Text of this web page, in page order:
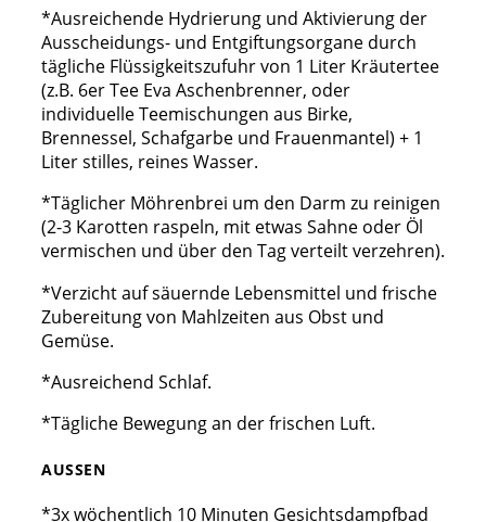
*Ausreichende Hydrierung und Aktivierung der
Ausscheidungs- und Entgiftungsorgane durch
tägliche Flüssigkeitszufuhr von 1 Liter Kräutertee
(z.B. 6er Tee Eva Aschenbrenner, oder
individuelle Teemischungen aus Birke,
Brennessel, Schafgarbe und Frauenmantel) + 1
Liter stilles, reines Wasser.
*Täglicher Möhrenbrei um den Darm zu reinigen
(2-3 Karotten raspeln, mit etwas Sahne oder Öl
vermischen und über den Tag verteilt verzehren).
*Verzicht auf säuernde Lebensmittel und frische
Zubereitung von Mahlzeiten aus Obst und
Gemüse.
*Ausreichend Schlaf.
*Tägliche Bewegung an der frischen Luft.
AUSSEN
*3x wöchentlich 10 Minuten Gesichtsdampfbad